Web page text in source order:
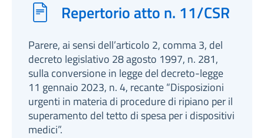
Repertorio atto n. 11/CSR
Parere, ai sensi dell’articolo 2, comma 3, del
decreto legislativo 28 agosto 1997, n. 281,
sulla conversione in legge del decreto-legge
11 gennaio 2023, n. 4, recante “Disposizioni
urgenti in materia di procedure di ripiano per il
superamento del tetto di spesa per i dispositivi
medici”.